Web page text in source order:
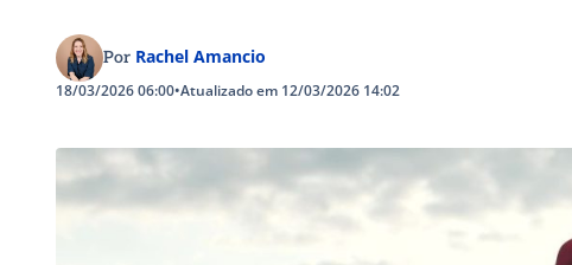
Por Rachel Amancio
18/03/2026 06:00•Atualizado em 12/03/2026 14:02